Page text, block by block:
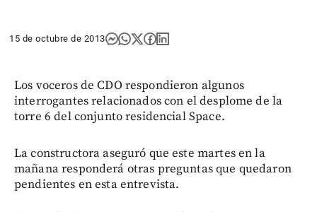
15 de octubre de 2013
Los voceros de CDO respondieron algunos
interrogantes relacionados con el desplome de la
torre 6 del conjunto residencial Space.
La constructora aseguró que este martes en la
mañana responderá otras preguntas que quedaron
pendientes en esta entrevista.